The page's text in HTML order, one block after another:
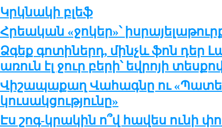
Կրկնակի բլեֆ
Հրեական «ջոկեր»՝
Ձգեք գոտիներդ, մինչև ֆոն դեր
առուն էլ ջուր բերի՝ եվրոյի
Վիշապաքաղ Վահագնը ու
կուսակցությունը»
Էս շոգ-կրակին ո՞վ հավես ունի